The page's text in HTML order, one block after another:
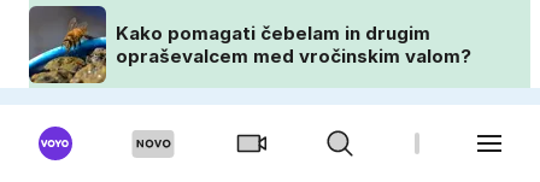
Kako pomagati čebelam in drugim
opraševalcem med vročinskim valom?
OKUSNO